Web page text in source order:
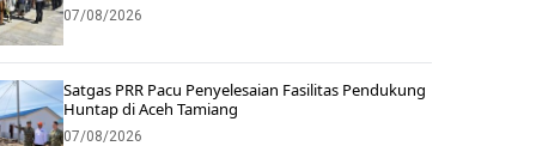
07/08/2026
Satgas PRR Pacu Penyelesaian Fasilitas Pendukung
Huntap di Aceh Tamiang
07/08/2026